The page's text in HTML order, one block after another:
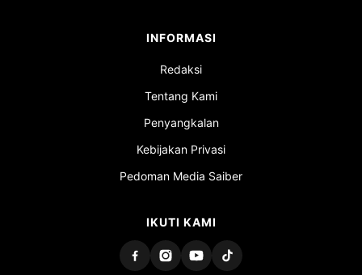
INFORMASI
Redaksi
Tentang Kami
Penyangkalan
Kebijakan Privasi
Pedoman Media Saiber
IKUTI KAMI